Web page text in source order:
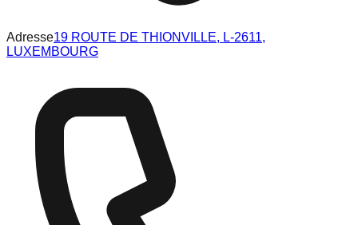
Adresse19 ROUTE DE THIONVILLE, L-2611,
LUXEMBOURG